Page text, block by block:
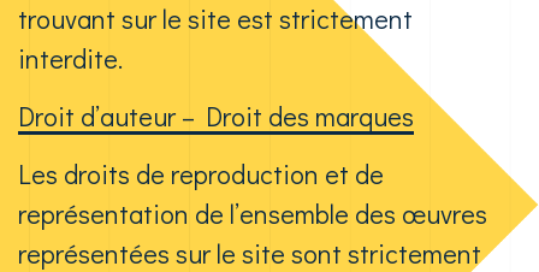
trouvant sur le site est strictement
interdite.
Droit d’auteur – Droit des marques
Les droits de reproduction et de
représentation de l’ensemble des œuvres
représentées sur le site sont strictement